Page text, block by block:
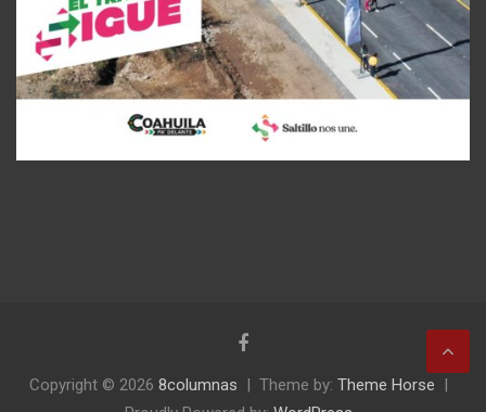
Copyright © 2026 8columnas Theme by: Theme Horse